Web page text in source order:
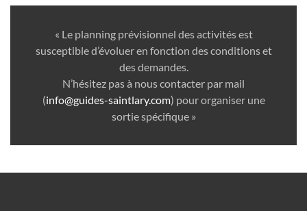
« Le planning prévisionnel des activités est
susceptible d’évoluer en fonction des conditions et
des demandes.
N’hésitez pas à nous contacter par mail
(info@guides-saintlary.com) pour organiser une
sortie spécifique »